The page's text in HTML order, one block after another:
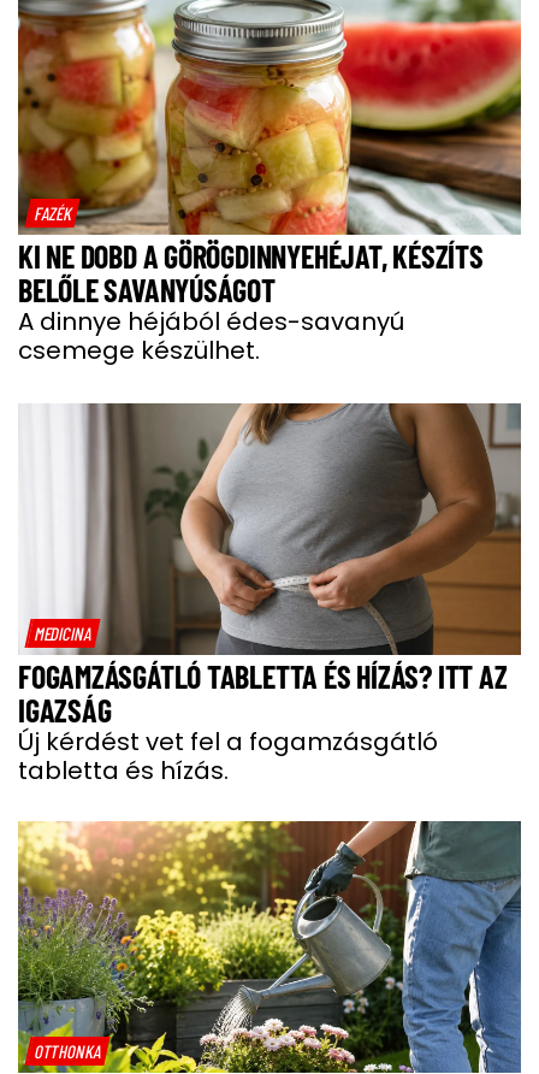
FAZÉK
KI NE DOBD A GÖRÖGDINNYEHÉJAT, KÉSZÍTS
BELŐLE SAVANYÚSÁGOT
A dinnye héjából édes-savanyú
csemege készülhet.
MEDICINA
FOGAMZÁSGÁTLÓ TABLETTA ÉS HÍZÁS? ITT AZ
IGAZSÁG
Új kérdést vet fel a fogamzásgátló
tabletta és hízás.
OTTHONKA